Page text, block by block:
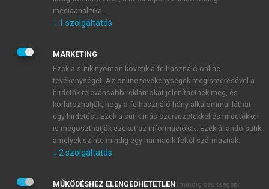
JELSZÓ
JELSZÓ ÚJRA
Kérek értesítést a MeRSZ újdonságairól, akcióiról.
Kérek értesítést az Akadémiai Kiadó Zrt. újdonságairól,
médiaanalitika.
↓ 1 szolgáltatás
MARKETING
Ezek a sütik nyomon követik a felhasználó online
tevékenységét. Az online tevékenységek megismerésével a
hirdetők relevánsabb reklámokat jeleníthetnek meg, és
korlátozhatják, hogy a felhasználó hány alkalommal láthat
egy hirdetést. Ezek a sütik más szervezetekkel és hirdetőkkel
is megoszthatják ezeket az információkat. Ezek állandó sütik,
amelyek szinte mindig egy harmadik féltől származnak.
↓ 2 szolgáltatás
MŰKÖDÉSHEZ ELENGEDHETETLEN (mindig szükséges)